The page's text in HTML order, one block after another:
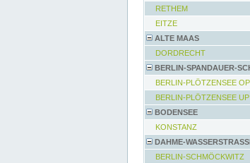
RETHEM
EITZE
ALTE MAAS
DORDRECHT
BERLIN-SPANDAUER-
BERLIN-PLÖTZENSEE OP
BERLIN-PLÖTZENSEE UP
BODENSEE
KONSTANZ
DAHME-
BERLIN-SCHMÖCKWITZ